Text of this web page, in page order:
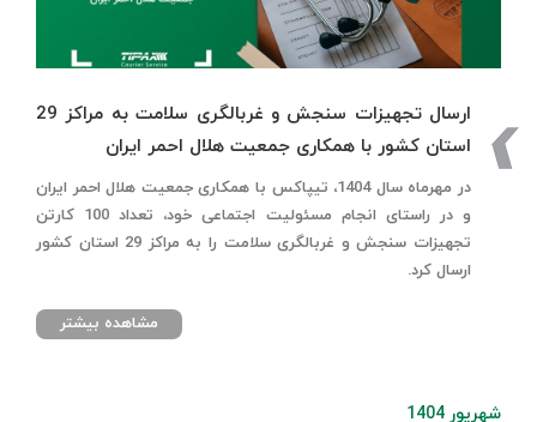
ارسال تجهیزات سنجش و غربالگری سلامت به مراکز 29
استان کشور با همکاری جمعیت هلال احمر ایران
در مهرماه سال 1404، تیپاکس با همکاری جمعیت هلال احمر ایران
و در راستای انجام مسئولیت اجتماعی خود، تعداد 100 کارتن
تجهیزات سنجش و غربالگری سلامت را به مراکز 29 استان کشور
ارسال کرد.
مشاهده بیشتر
شهریور 1404